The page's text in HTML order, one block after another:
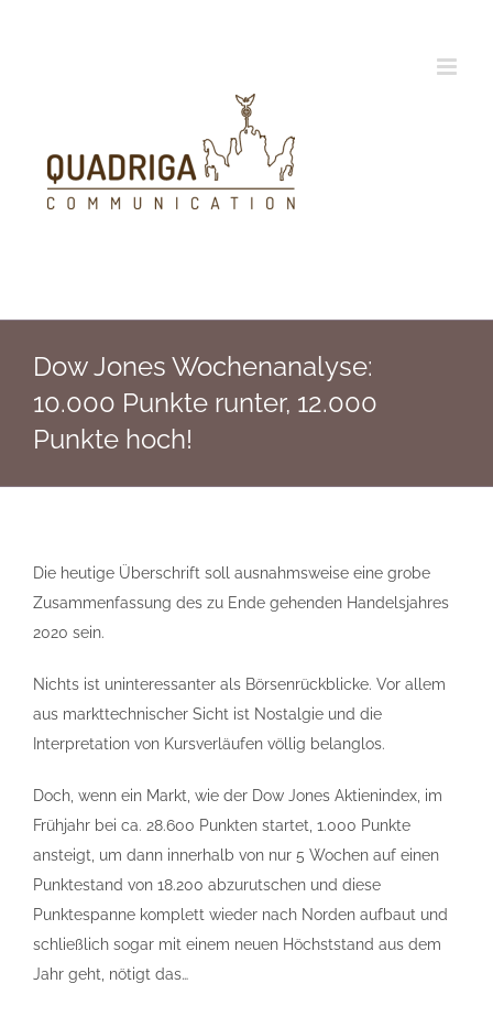
Dow Jones Wochenanalyse:
10.000 Punkte runter, 12.000
Punkte hoch!
Die heutige Überschrift soll ausnahmsweise eine grobe
Zusammenfassung des zu Ende gehenden Handelsjahres
2020 sein.
Nichts ist uninteressanter als Börsenrückblicke. Vor allem
aus markttechnischer Sicht ist Nostalgie und die
Interpretation von Kursverläufen völlig belanglos.
Doch, wenn ein Markt, wie der Dow Jones Aktienindex, im
Frühjahr bei ca. 28.600 Punkten startet, 1.000 Punkte
ansteigt, um dann innerhalb von nur 5 Wochen auf einen
Punktestand von 18.200 abzurutschen und diese
Punktespanne komplett wieder nach Norden aufbaut und
schließlich sogar mit einem neuen Höchststand aus dem
Jahr geht, nötigt das…